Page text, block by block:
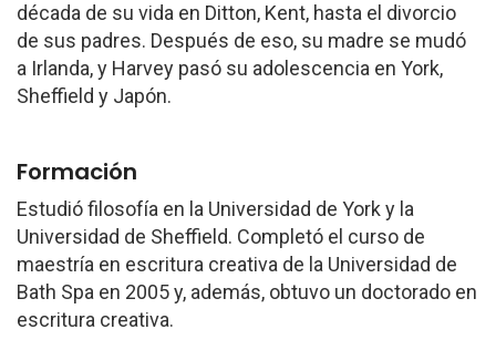
década de su vida en Ditton, Kent, hasta el divorcio
de sus padres. Después de eso, su madre se mudó
a Irlanda, y Harvey pasó su adolescencia en York,
Sheffield y Japón.
Formación
Estudió filosofía en la Universidad de York y la
Universidad de Sheffield. Completó el curso de
maestría en escritura creativa de la Universidad de
Bath Spa en 2005 y, además, obtuvo un doctorado en
escritura creativa.